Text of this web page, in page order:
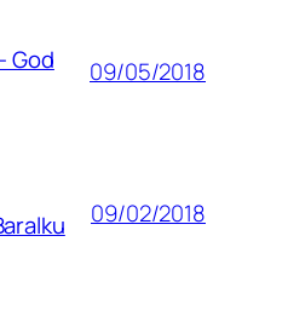
God 09/05/2018
09/02/2018